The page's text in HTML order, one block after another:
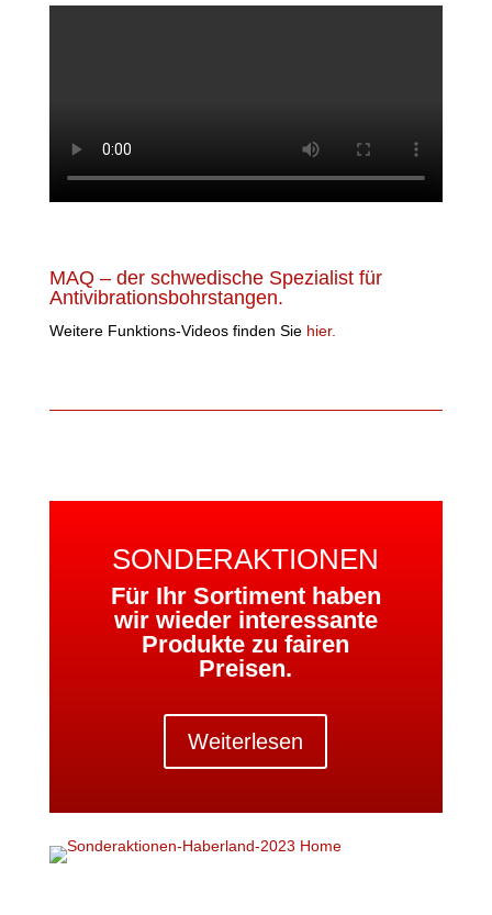
MAQ – der schwedische Spezialist für
Antivibrationsbohrstangen.
Weitere Funktions-Videos finden Sie hier.
SONDERAKTIONEN
Für Ihr Sortiment haben
wir wieder interessante
Produkte zu fairen
Preisen.
Weiterlesen